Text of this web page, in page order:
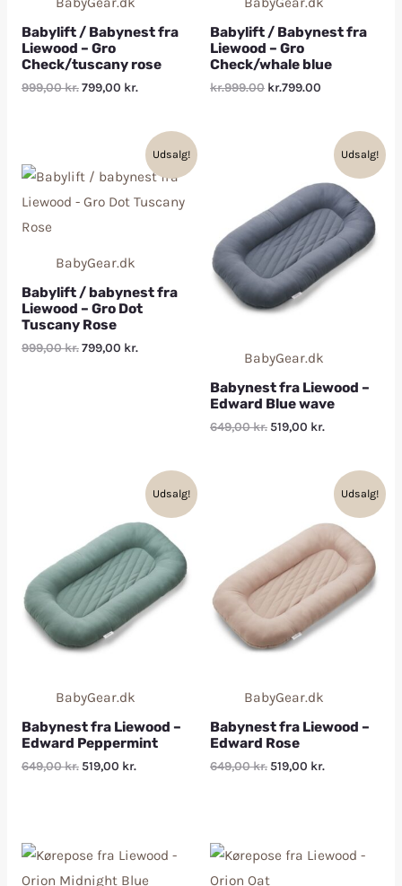
Babylift / Babynest fra
Liewood – Gro
Check/tuscany rose
999,00kr.799,00 kr.
Babylift / Babynest fra
Liewood – Gro
Check/whale blue
kr.999.00 kr.799.00
Udsalg!
BabyGear.dk
Babylift / babynest fra
Liewood – Gro Dot
Tuscany Rose
999,00kr.799,00 kr.
Udsalg!
BabyGear.dk
Babynest fra Liewood –
Edward Blue wave
649,00kr. 519,00 kr.
Udsalg!
BabyGear.dk
Babynest fra Liewood –
Edward Peppermint
649,00kr. 519,00 kr.
Udsalg!
BabyGear.dk
Babynest fra Liewood –
Edward Rose
649,00kr. 519,00 kr.